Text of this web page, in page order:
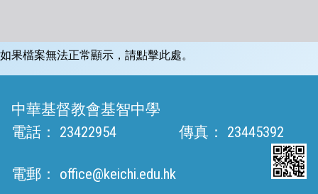
如果檔案無法正常顯示，請點擊此處。
中華基督教會基智中學
電話：
23422954 傳真： 23445392
電郵： office@keichi.edu.hk